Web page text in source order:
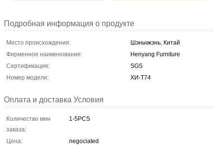
Подробная информация о продукте
Место происхождения:
Шэньчжэнь, Китай
Фирменное наименование:
Henyang Furniture
Сертификация:
SGS
Номер модели:
ХИ-Т74
Оплата и доставка Условия
Количество мин
заказа:
1-5PCS
Цена:
negociated